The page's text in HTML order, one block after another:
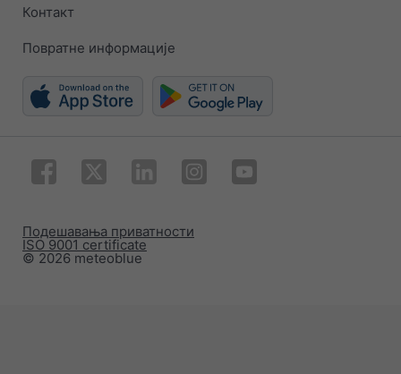
Контакт
Повратне информације
© 2026 meteoblue
ISO 9001 certificate
Подешавања приватности